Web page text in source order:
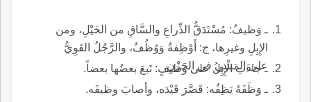
ـ وَظيفُ: مُسْتَدَقُّ الذِّراعِ والسَّاقِ من الخَيْلِ، ومن
الإِبِلِ وغيرِها، ج: أَوْظِفةٌ وَوُظُفٌ، والرَّجُلُ القَوِيُّ
على المَشْي في الحَزْنِ.
ـ جاءَتِ الإِبِلُ على وظيفٍ: تَبعَ بعضُها بعضاً.
ـ وَظَفَهُ يَظِفُه: قَصَّرَ قَيْدَه، وأصابَ وظيفَه.